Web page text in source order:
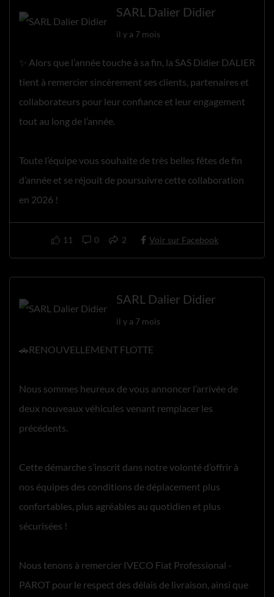
SARL Dalier Didier
il y a 7 mois
✨ Alors que l’année touche à sa fin, la SAS Didier DALIER
tient à remercier sincèrement ses clients, partenaires et
collaborateurs pour leur confiance et leur engagement
tout au long de l’année.
Toute l’équipe vous souhaite de très belles fêtes de fin
d’année et se réjouit de poursuivre cette collaboration
en 2026 !
11 0 2 Voir sur Facebook
SARL Dalier Didier
il y a 7 mois
🚗RENOUVELLEMENT FLOTTE
Nous sommes heureux de vous annoncer l’arrivée de
deux nouveaux véhicules venant remplacer les
précédents.
Cette démarche s’inscrit dans notre volonté d’offrir à
nos équipes des conditions de déplacement plus
confortables, plus agréables au quotidien et plus
sécurisées !
Nous tenons à remercier IVECO Fiat Professional -
PAROT pour le respect des délais de livraison, ainsi que